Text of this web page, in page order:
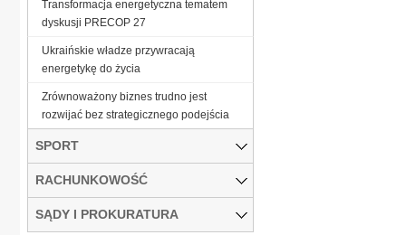
Transformacja energetyczna tematem
dyskusji PRECOP 27
Ukraińskie władze przywracają
energetykę do życia
Zrównoważony biznes trudno jest
rozwijać bez strategicznego podejścia
SPORT
RACHUNKOWOŚĆ
SĄDY I PROKURATURA